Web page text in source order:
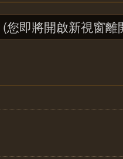
(您即將開啟新視窗離